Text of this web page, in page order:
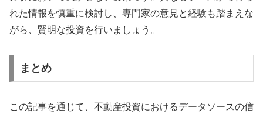
れた情報を慎重に検討し、専門家の意見と経験も踏まえな
がら、賢明な投資を行いましょう。
まとめ
この記事を通じて、不動産投資におけるデータソースの信